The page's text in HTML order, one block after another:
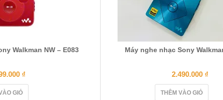
Walkman NW – E083
₫
GIỎ
Máy nghe nhạc Sony
2.490.000 ₫
THÊM VÀO GIỎ